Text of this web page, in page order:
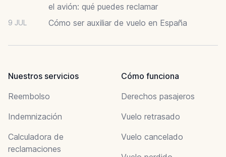
el avión: qué puedes reclamar
9 JUL Cómo ser auxiliar de vuelo en España
Nuestros servicios
Reembolso
Indemnización
Calculadora de
reclamaciones
Cómo funciona
Derechos pasajeros
Vuelo retrasado
Vuelo cancelado